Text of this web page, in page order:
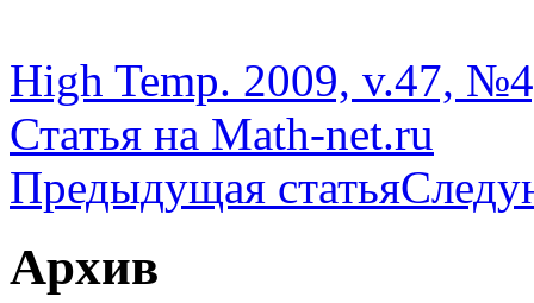
High Temp. 2009, v.47,
Статья на Math-net.ru
Предыдущая статья
Архив